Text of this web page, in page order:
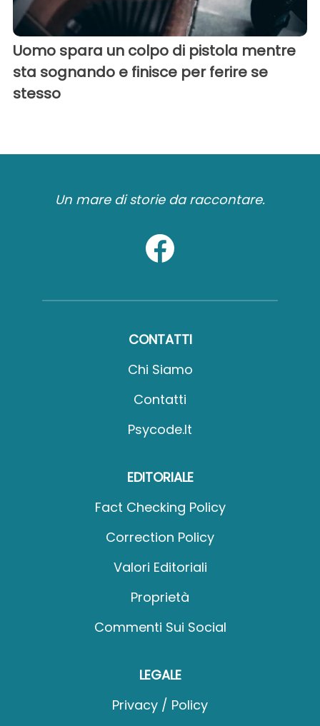
Uomo spara un colpo di pistola mentre
sta sognando e finisce per ferire se
stesso
Un mare di storie da raccontare.
CONTATTI
Chi Siamo
Contatti
Psycode.it
EDITORIALE
Fact Checking Policy
Correction Policy
Valori Editoriali
Proprietà
Commenti Sui Social
LEGALE
Privacy / Policy